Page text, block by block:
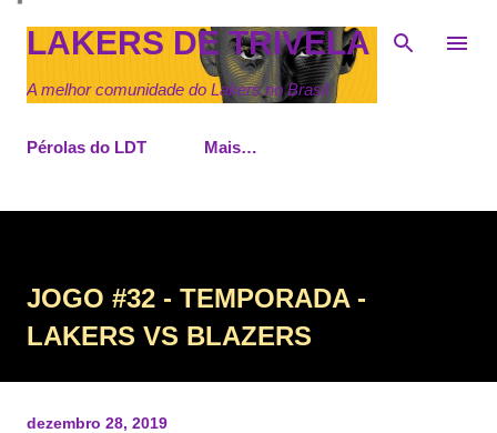
Pular para o conteúdo principal
LAKERS DE TRIVELA
A melhor comunidade do Lakers no Brasil
Pérolas do LDT Mais…
JOGO #32 - TEMPORADA -
LAKERS VS BLAZERS
dezembro 28, 2019